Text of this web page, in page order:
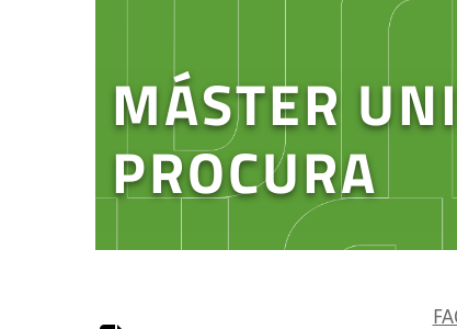
MÁSTER
PROCURA